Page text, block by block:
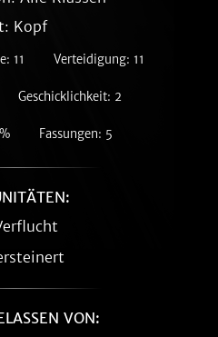
Kopf
11 Verteidigung: 11
Geschicklichkeit: 2
Fassungen: 5
VON: